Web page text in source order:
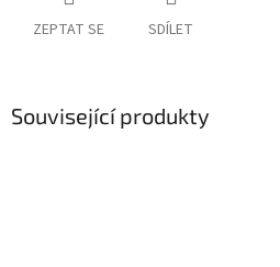
ZEPTAT SE SDÍLET
Související produkty